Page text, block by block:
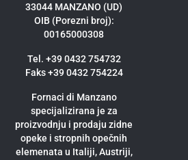
33044 MANZANO (UD)
OIB (Porezni broj):
00165000308
Tel. +39 0432 754732
Faks +39 0432 754224
Fornaci di Manzano
specijalizirana je za
proizvodnju i prodaju zidne
opeke i stropnih opečnih
elemenata u Italiji, Austriji,